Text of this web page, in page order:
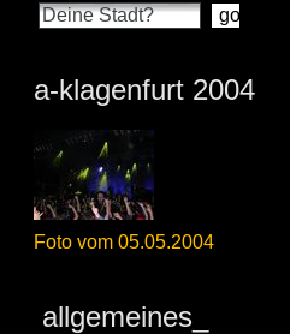
a-klagenfurt 2004
Foto vom 05.05.2004
allgemeines_